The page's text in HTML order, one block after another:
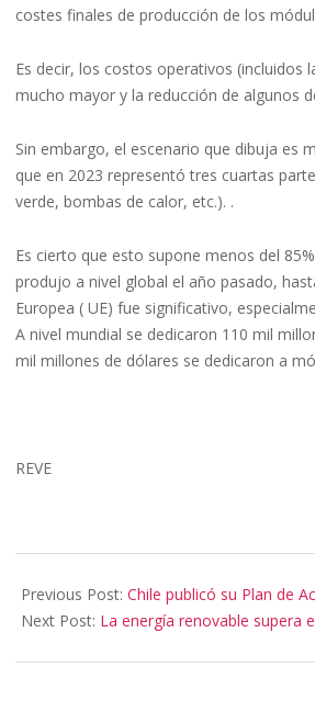
costes finales de producción de los
Es decir, los costos operativos
mucho mayor y la reducción de algunos
Sin embargo, el escenario que dibuja es
que en 2023 representó tres cuartas
verde, bombas de calor, etc.). .
Es cierto que esto supone menos del
produjo a nivel global el año pasado,
Europea ( UE) fue significativo,
A nivel mundial se dedicaron 110 mil
mil millones de dólares se dedicaron a
REVE
05-
09
Previous Post: Chile publicó su Plan de
Next Post: La energía renovable supera